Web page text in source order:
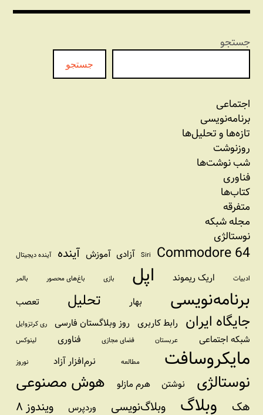
جستجو
جستجو
اجتماعی
برنامه‏‌نویسی
تازه‌‌ها و تحلیل‌ها
روزنوشت
شب نوشت‌ها
فناوری
کتاب‌ها
متفرقه
مجله شبکه
نوستالژی
Commodore 64
Siri آزادی آموزش آینده آینده دیجیتال
ادبیات اریک ریموند اپل بازی باغ‌های محصور بالمر
برنامه‌نویسی بهار تحلیل تعصب
جایگاه ایران رابط کاربری روز وبلاگستان فارسی ری کرتزوایل
شبکه اجتماعی عربستان فضای مجازی فناوری لینوکس
مایکروسافت مطالعه نرم‌افزار آزاد نوروز
نوستالژی نوشتن هرم مازلو هوش مصنوعی
هک وبلاگ وبلاگ‌نویسی وردپرس ویندوز ۸